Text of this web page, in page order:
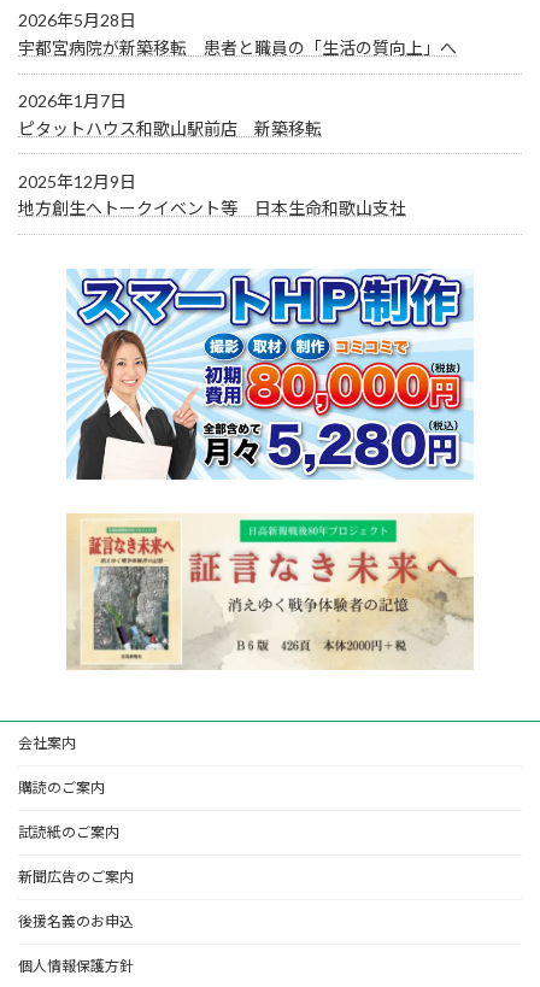
2026年5月28日
宇都宮病院が新築移転 患者と職員の「生活の質向上」へ
2026年1月7日
ピタットハウス和歌山駅前店 新築移転
2025年12月9日
地方創生へトークイベント等 日本生命和歌山支社
会社案内
購読のご案内
試読紙のご案内
新聞広告のご案内
後援名義のお申込
個人情報保護方針